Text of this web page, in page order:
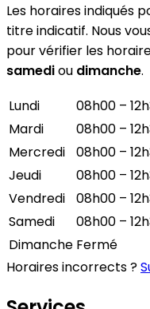
Les horaires indiqués
titre indicatif. Nous
pour vérifier les
samediou dimanche.
Lundi
08h00 –
Mardi
08h00 –
Mercredi
08h00 –
Jeudi
08h00 –
Vendredi
08h00 –
Samedi
08h00 –
Dimanche Fermé
Horaires incorrects ?